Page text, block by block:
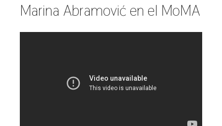
Marina Abramović en el MoMA